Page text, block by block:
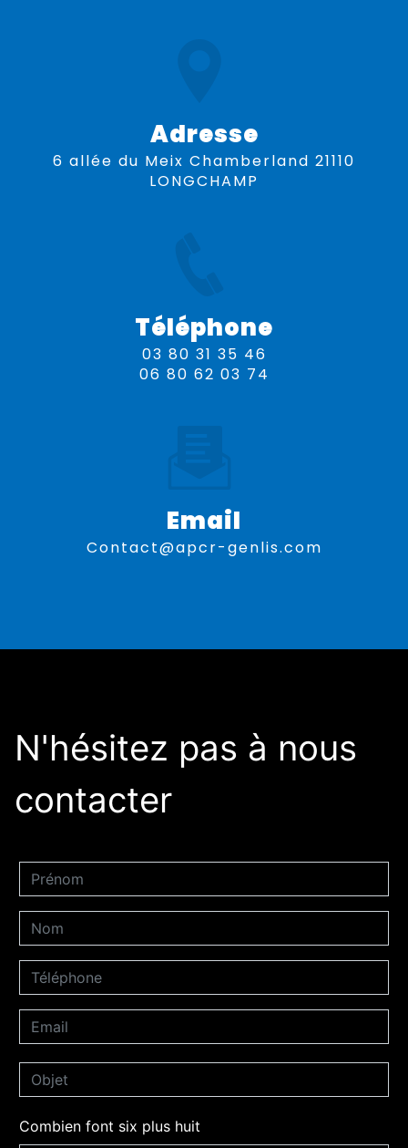
Adresse
6 allée du Meix Chamberland 21110
LONGCHAMP
Téléphone
03 80 31 35 46
06 80 62 03 74
Email
contact@apcr-genlis.com
N'hésitez pas à nous
contacter
Combien font six plus huit